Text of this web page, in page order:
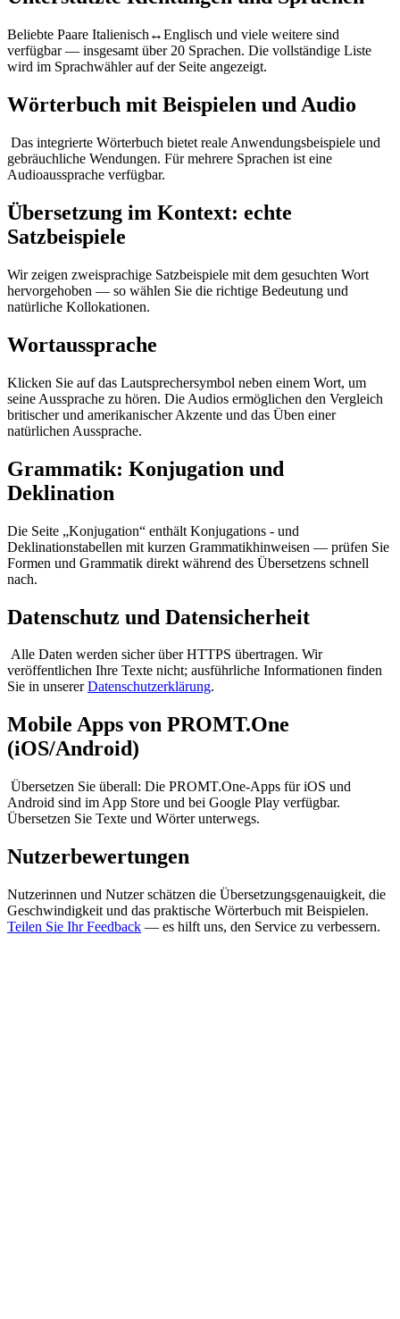
Beliebte Paare Italienisch↔Englisch und viele weitere sind
verfügbar — insgesamt über 20 Sprachen. Die vollständige Liste
wird im Sprachwähler auf der Seite angezeigt.
Wörterbuch mit Beispielen und Audio
Das integrierte Wörterbuch bietet reale Anwendungsbeispiele und
gebräuchliche Wendungen. Für mehrere Sprachen ist eine
Audioaussprache verfügbar.
Übersetzung im Kontext: echte
Satzbeispiele
Wir zeigen zweisprachige Satzbeispiele mit dem gesuchten Wort
hervorgehoben — so wählen Sie die richtige Bedeutung und
natürliche Kollokationen.
Wortaussprache
Klicken Sie auf das Lautsprechersymbol neben einem Wort, um
seine Aussprache zu hören. Die Audios ermöglichen den Vergleich
britischer und amerikanischer Akzente und das Üben einer
natürlichen Aussprache.
Grammatik: Konjugation und
Deklination
Die Seite „Konjugation“ enthält Konjugations - und
Deklinationstabellen mit kurzen Grammatikhinweisen — prüfen Sie
Formen und Grammatik direkt während des Übersetzens schnell
nach.
Datenschutz und Datensicherheit
Alle Daten werden sicher über HTTPS übertragen. Wir
veröffentlichen Ihre Texte nicht; ausführliche Informationen finden
Sie in unsererDatenschutzerklärung.
Mobile Apps von PROMT.One
(iOS/Android)
Übersetzen Sie überall: Die PROMT.One-Apps für iOS und
Android sind im App Store und bei Google Play verfügbar.
Übersetzen Sie Texte und Wörter unterwegs.
Nutzerbewertungen
Nutzerinnen und Nutzer schätzen die Übersetzungsgenauigkeit, die
Geschwindigkeit und das praktische Wörterbuch mit Beispielen.
Teilen Sie Ihr Feedback — es hilft uns, den Service zu verbessern.